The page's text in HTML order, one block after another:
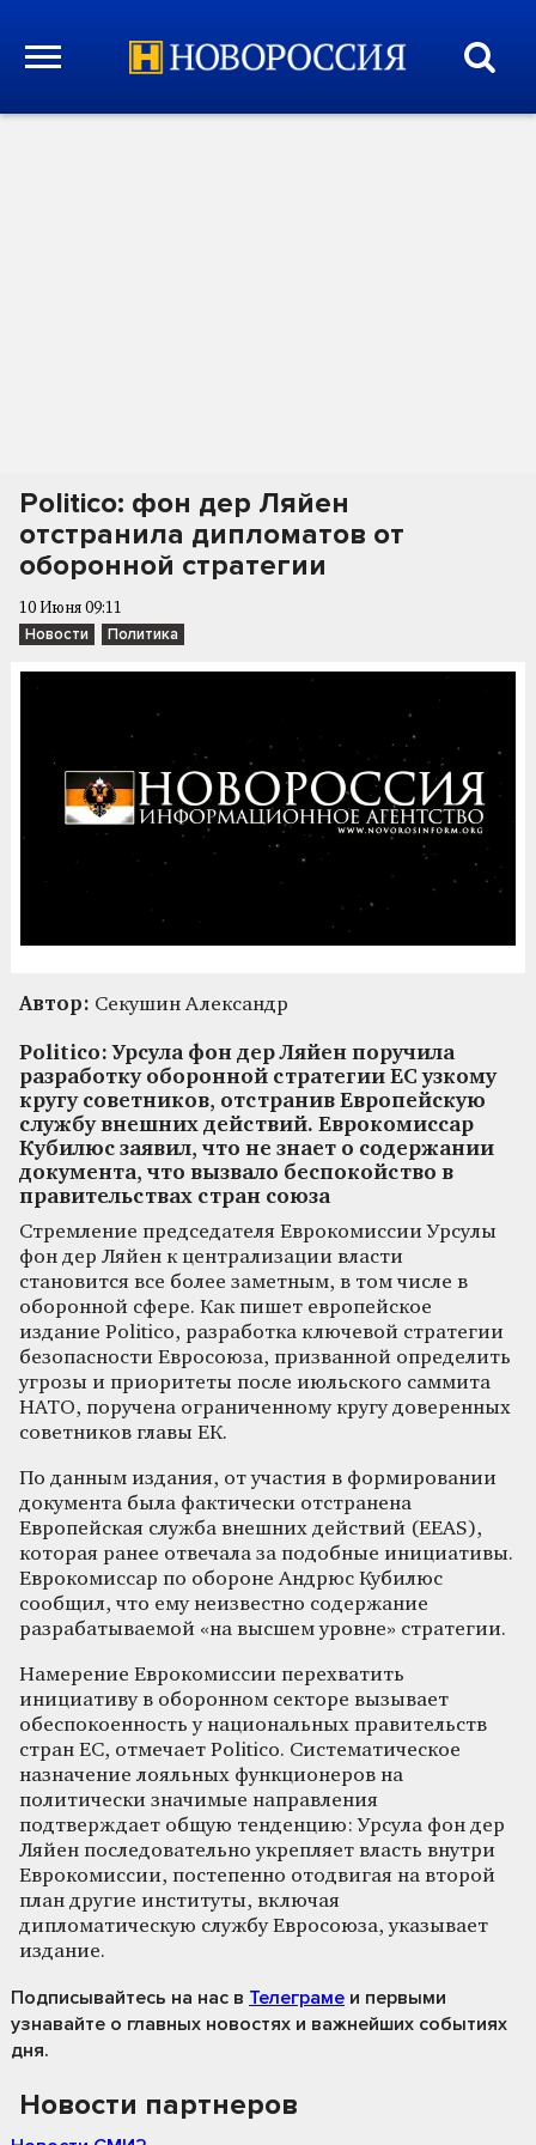
Politico: фон дер Ляйен
отстранила дипломатов от
оборонной стратегии
10 Июня 09:11
Новости Политика
Автор: Секушин Александр
Politico: Урсула фон дер Ляйен поручила
разработку оборонной стратегии ЕС узкому
кругу советников, отстранив Европейскую
службу внешних действий. Еврокомиссар
Кубилюс заявил, что не знает о содержании
документа, что вызвало беспокойство в
правительствах стран союза
Стремление председателя Еврокомиссии Урсулы
фон дер Ляйен к централизации власти
становится все более заметным, в том числе в
оборонной сфере. Как пишет европейское
издание Politico, разработка ключевой стратегии
безопасности Евросоюза, призванной определить
угрозы и приоритеты после июльского саммита
НАТО, поручена ограниченному кругу доверенных
советников главы ЕК.
По данным издания, от участия в формировании
документа была фактически отстранена
Европейская служба внешних действий (EEAS),
которая ранее отвечала за подобные инициативы.
Еврокомиссар по обороне Андрюс Кубилюс
сообщил, что ему неизвестно содержание
разрабатываемой «на высшем уровне» стратегии.
Намерение Еврокомиссии перехватить
инициативу в оборонном секторе вызывает
обеспокоенность у национальных правительств
стран ЕС, отмечает Politico. Систематическое
назначение лояльных функционеров на
политически значимые направления
подтверждает общую тенденцию: Урсула фон дер
Ляйен последовательно укрепляет власть внутри
Еврокомиссии, постепенно отодвигая на второй
план другие институты, включая
дипломатическую службу Евросоюза, указывает
издание.
Подписывайтесь на нас в Телеграме и первыми
узнавайте о главных новостях и важнейших событиях
дня.
Новости партнеров